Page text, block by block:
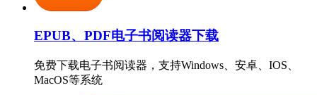
EPUB、PDF电子书阅读器下载
免费下载电子书阅读器，支持Windows、安卓、IOS、
MacOS等系统